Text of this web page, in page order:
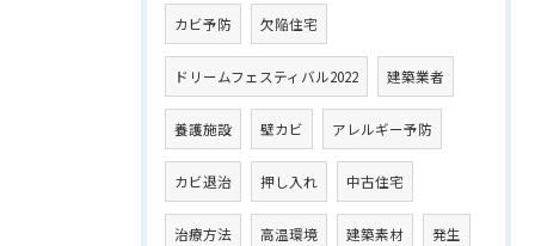
カビ予防 欠陥住宅
ドリームフェスティバル2022 建築業者
養護施設 壁カビ アレルギー予防
カビ退治 押し入れ 中古住宅
治療方法 高温環境 建築素材 発生